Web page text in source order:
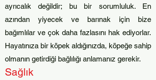
ayrıcalık değildir; bu bir sorumluluk. En
azından yiyecek ve barınak için bize
bağımlılar ve çok daha fazlasını hak ediyorlar.
Hayatınıza bir köpek aldığınızda, köpeğe sahip
olmanın getirdiği bağlılığı anlamanız gerekir.
Sağlık